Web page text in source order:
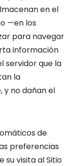
en el
—en los
para navegar
información
servidor que la
la
y no dañan el
de
preferencias
su visita al Sitio